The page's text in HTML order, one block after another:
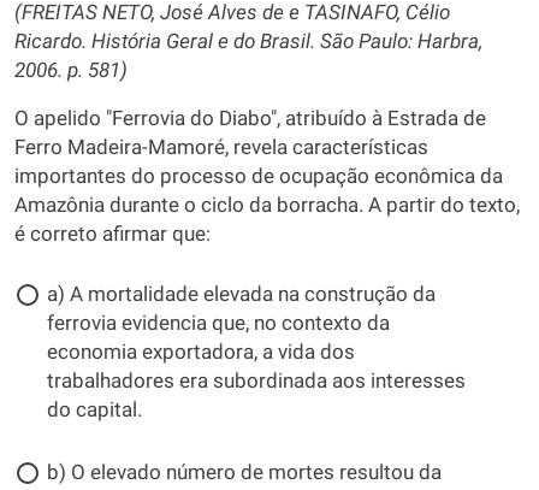
(FREITAS NETO, José Alves de e TASINAFO, Célio
Ricardo. História Geral e do Brasil. São Paulo: Harbra,
2006. p. 581)
O apelido "Ferrovia do Diabo", atribuído à Estrada de
Ferro Madeira-Mamoré, revela características
importantes do processo de ocupação econômica da
Amazônia durante o ciclo da borracha. A partir do texto,
é correto afirmar que:
a) A mortalidade elevada na construção da
ferrovia evidencia que, no contexto da
economia exportadora, a vida dos
trabalhadores era subordinada aos interesses
do capital.
b) O elevado número de mortes resultou da